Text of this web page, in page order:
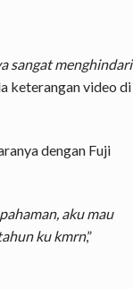
sangat menghindari
keterangan video di
dengan Fuji
aku mau
ku kmrn,”